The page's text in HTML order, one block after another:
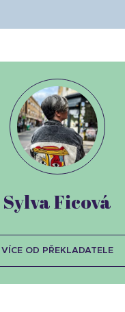
Sylva Ficová
VÍCE OD PŘEKLADATELE